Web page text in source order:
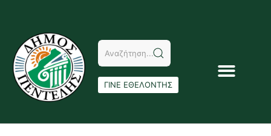
ΓΙΝΕ ΕΘΕΛΟΝΤΗΣ